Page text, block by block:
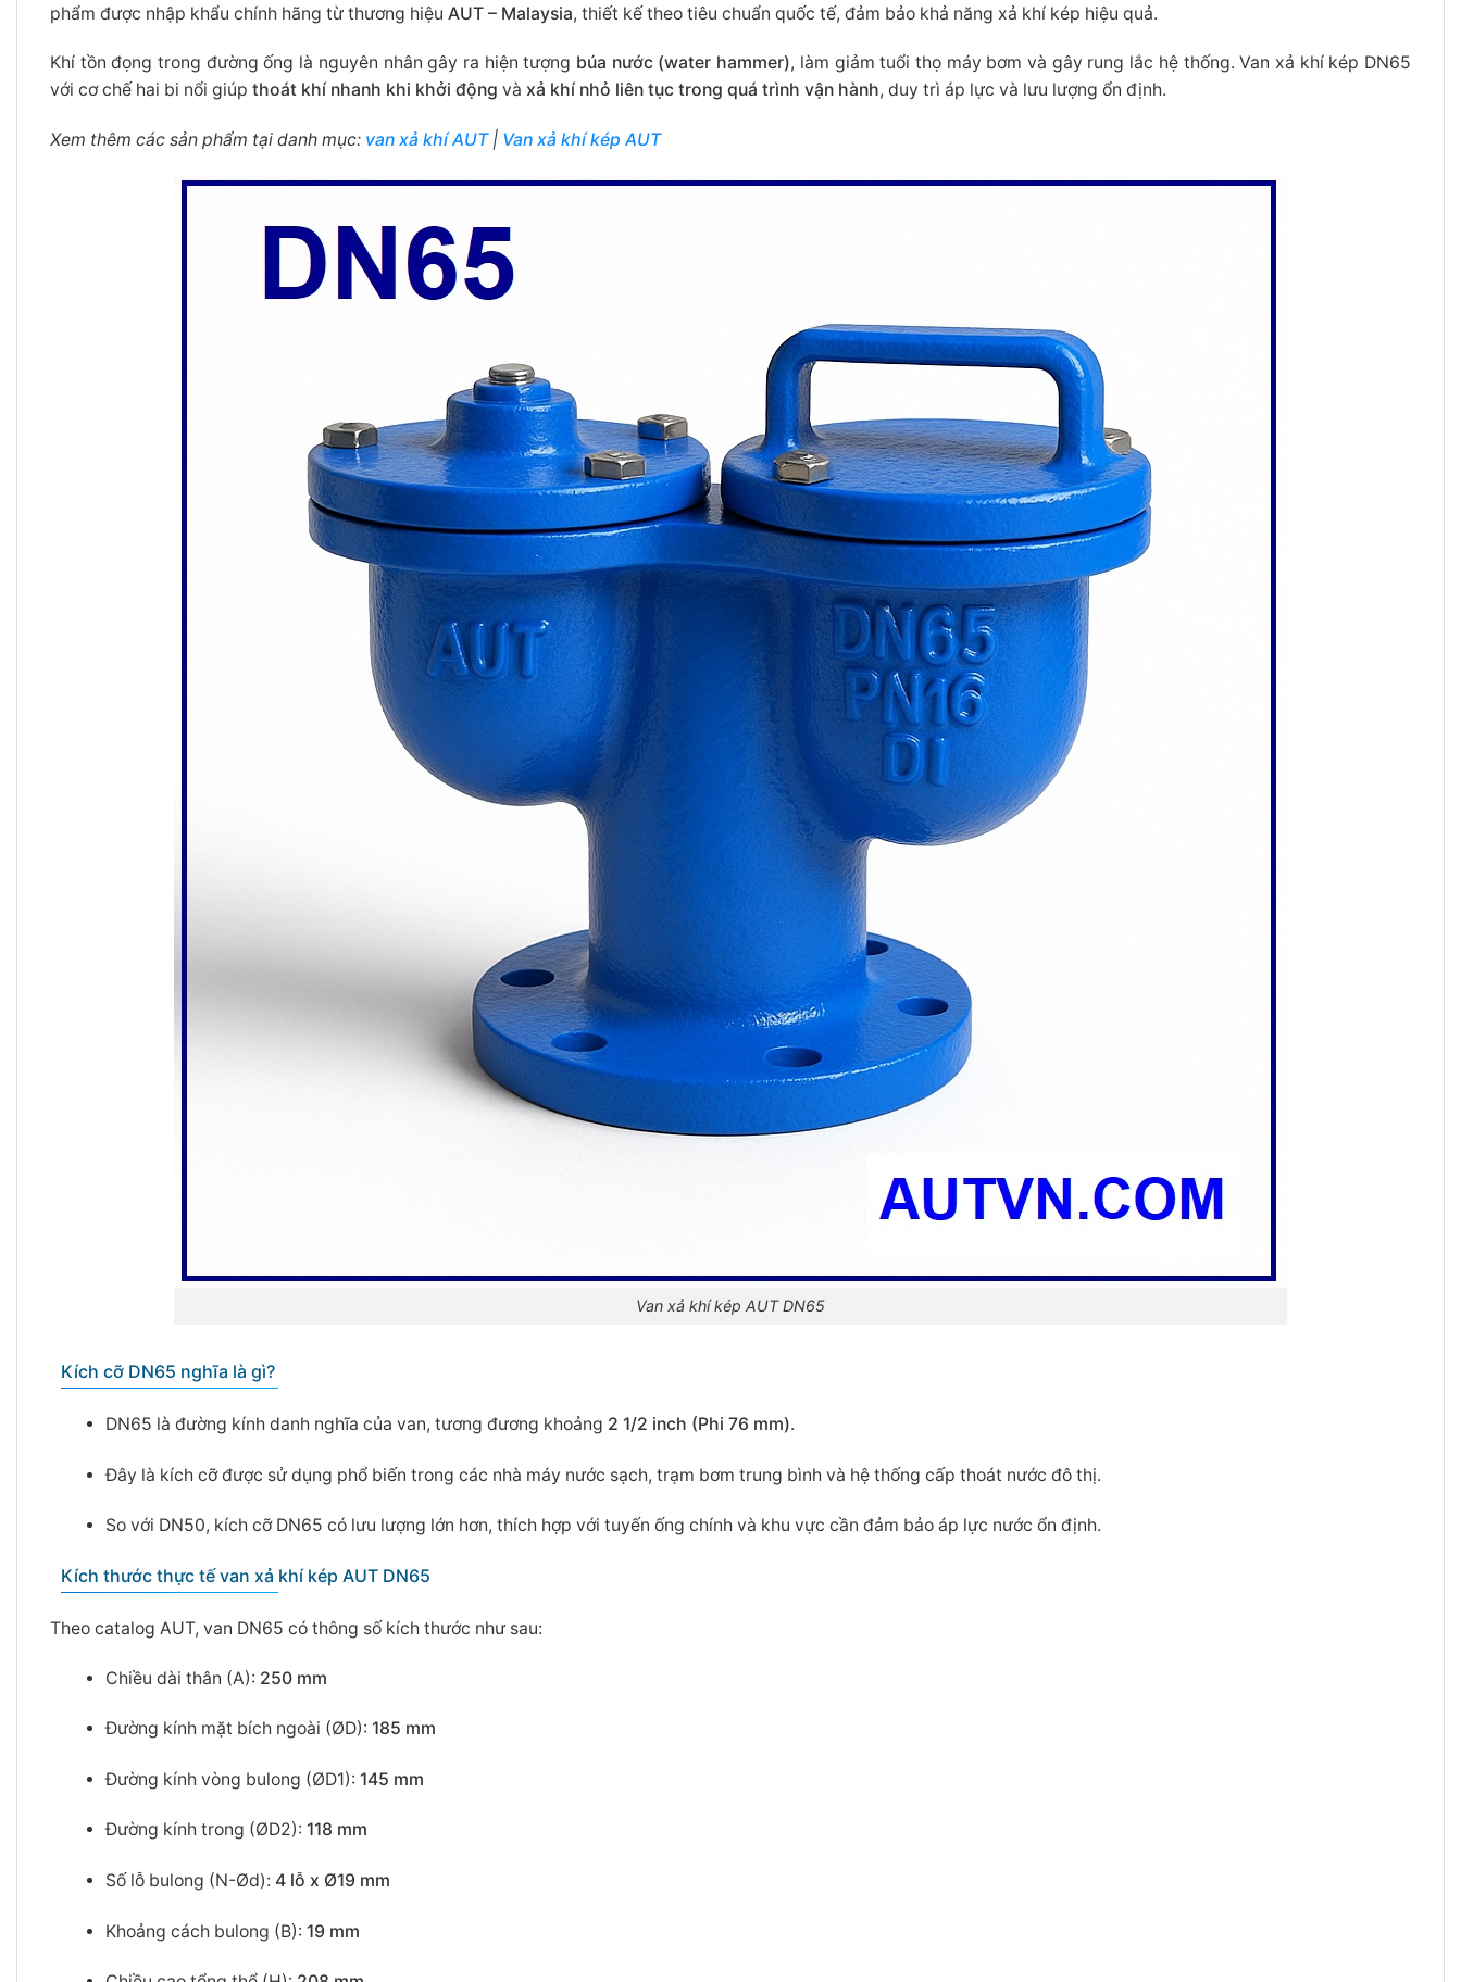
phẩm được nhập khẩu chính hãng từ thương hiệu AUT – Malaysia, thiết kế theo tiêu chuẩn quốc tế, đảm bảo khả năng xả khí kép hiệu quả.
Khí tồn đọng trong đường ống là nguyên nhân gây ra hiện tượng búa nước (water hammer), làm giảm tuổi thọ máy bơm và gây rung lắc hệ thống. Van xả khí kép DN65
với cơ chế hai bi nổi giúp thoát khí nhanh khi khởi động và xả khí nhỏ liên tục trong quá trình vận hành, duy trì áp lực và lưu lượng ổn định.
Xem thêm các sản phẩm tại danh mục: van xả khí AUT| Van xả khí kép AUT
Van xả khí kép AUT DN65
Kích cỡ DN65 nghĩa là gì?
DN65 là đường kính danh nghĩa của van, tương đương khoảng 2 1/2 inch (Phi 76 mm).
Đây là kích cỡ được sử dụng phổ biến trong các nhà máy nước sạch, trạm bơm trung bình và hệ thống cấp thoát nước đô thị.
So với DN50, kích cỡ DN65 có lưu lượng lớn hơn, thích hợp với tuyến ống chính và khu vực cần đảm bảo áp lực nước ổn định.
Kích thước thực tế van xả khí kép AUT DN65
Theo catalog AUT, van DN65 có thông số kích thước như sau:
Chiều dài thân (A): 250 mm
Đường kính mặt bích ngoài (ØD): 185 mm
Đường kính vòng bulong (ØD1): 145 mm
Đường kính trong (ØD2): 118 mm
Số lỗ bulong (N-Ød): 4 lỗ x Ø19 mm
Khoảng cách bulong (B): 19 mm